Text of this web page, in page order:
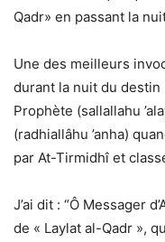
Qadr» en passant la
Une des meilleurs
durant la nuit du destin
Prophète (sallallahu
(radhiallâhu ’anha)
par At-Tirmidhî et
J’ai dit : “Ô Messager
de « Laylat al-Qadr »,